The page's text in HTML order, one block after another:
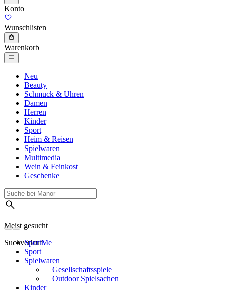
Konto
Wunschlisten
Warenkorb
Neu
Beauty
Schmuck & Uhren
Damen
Herren
Kinder
Sport
Heim & Reisen
Spielwaren
Multimedia
Wein & Feinkost
Geschenke
Meist gesucht
Suchverlauf
SportMe
Sport
Spielwaren
Gesellschaftsspiele
Outdoor Spielsachen
Kinder